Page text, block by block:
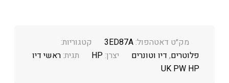
מק״ט דאטהפול:3ED87A
קטגוריות:
פלוטרים, דיו וטונרים יצרן:HP תגית:ראשי דיו
UK PW HP